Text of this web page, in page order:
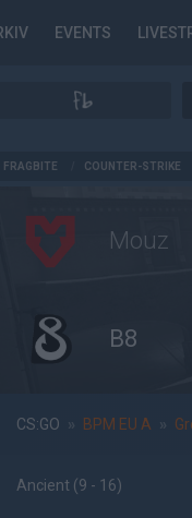
EVENTS
FRAGBITE COUNTER-STRIKE
Mouz
B8
CS:GO » BPM EU A »
Ancient (9 - 16)